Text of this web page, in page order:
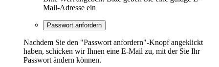
Mail-Adresse ein
Passwort anfordern
Nachdem Sie den "Passwort anfordern"-Knopf angeklickt
haben, schicken wir Ihnen eine E-Mail zu, mit der Sie Ihr
Passwort ändern können.